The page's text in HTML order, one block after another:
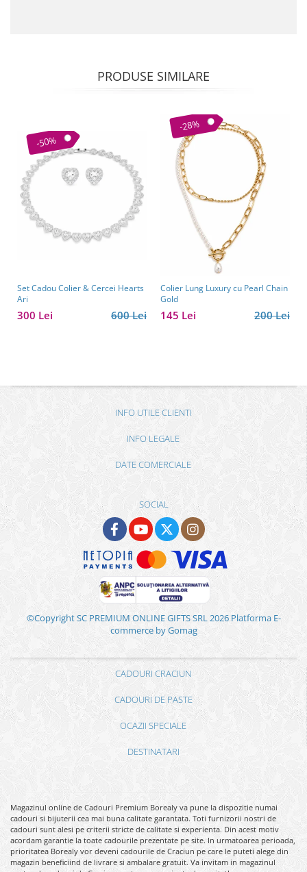
PRODUSE SIMILARE
-50%
Set Cadou Colier & Cercei Hearts
Ari
600 Lei
300 Lei
-28%
Colier Lung Luxury cu Pearl Chain
Gold
200 Lei
145 Lei
INFO UTILE CLIENTI
INFO LEGALE
DATE COMERCIALE
SOCIAL
©Copyright SC PREMIUM ONLINE GIFTS SRL 2026 Platforma E-
commerce by Gomag
CADOURI CRACIUN
CADOURI DE PASTE
OCAZII SPECIALE
DESTINATARI
Magazinul online de Cadouri Premium Borealy va pune la dispozitie numai
cadouri si bijuterii cea mai buna calitate garantata. Toti furnizorii nostri de
cadouri sunt alesi pe criterii stricte de calitate si experienta. Din acest motiv
acordam garantie la toate cadourile prezentate pe site. In urmatoarea perioada,
prioritatea Borealy vor deveni cadourile de Craciun pe care le puteti alege din
magazin beneficiind de livrare si ambalare gratuit. Va invitam in magazinul